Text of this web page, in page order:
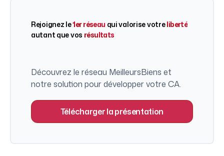
Rejoignez le1er réseau qui valorise votreliberté
autant que vos résultats
Découvrez le réseau MeilleursBiens et
notre solution pour développer votre CA.
Télécharger la présentation